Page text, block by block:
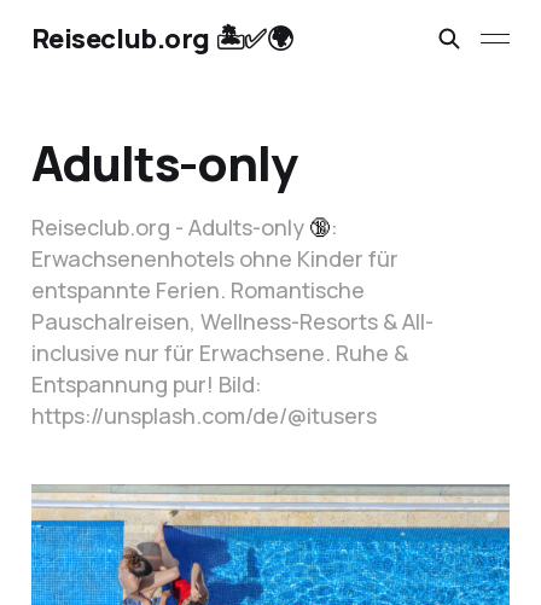
Reiseclub.org 🏝️✅🌍
Adults-only
Reiseclub.org - Adults-only 🔞:
Erwachsenenhotels ohne Kinder für
entspannte Ferien. Romantische
Pauschalreisen, Wellness-Resorts & All-
inclusive nur für Erwachsene. Ruhe &
Entspannung pur! Bild:
https://unsplash.com/de/@itusers